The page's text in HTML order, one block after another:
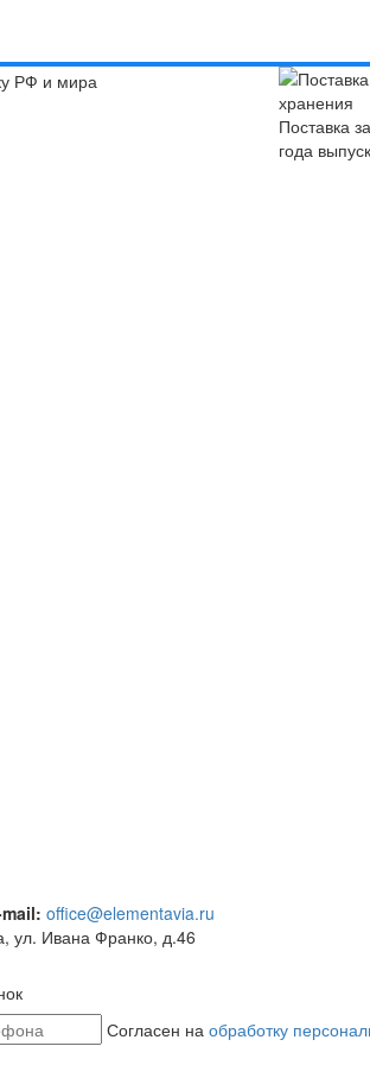
Поставка
года
mail: office@elementavia.ru
ул. Ивана Франко, д.46
Согласен на обработку